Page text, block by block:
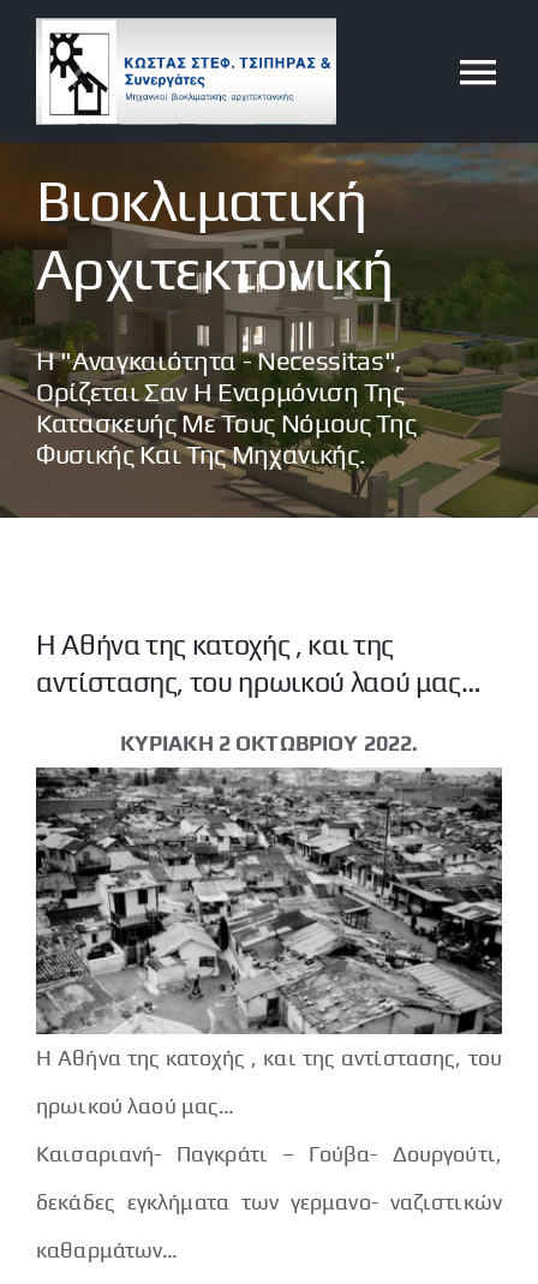
Μετάβαση
περιεχόμενο
Τι κάνουμε
Κώστας Στεφ. Τσίπηρας
Ολιστική Αρχιτεκτονική
Έργα μας
Βιοκλιματική
Αρχιτεκτονική
Η "αναγκαιότητα - Necessitas",
Ορίζεται Σαν Η Εναρμόνιση Της
Κατασκευής Με Τους Νόμους Της
Φυσικής Και Της Μηχανικής.
Η Αθήνα της κατοχής , και της
αντίστασης, του ηρωικού λαού μας…
ΚΥΡΙΑΚΗ 2 ΟΚΤΩΒΡΙΟΥ 2022.
Η Αθήνα της κατοχής , και της αντίστασης, του
ηρωικού λαού μας…
Καισαριανή- Παγκράτι – Γούβα- Δουργούτι,
δεκάδες εγκλήματα των γερμανο- ναζιστικών
καθαρμάτων…